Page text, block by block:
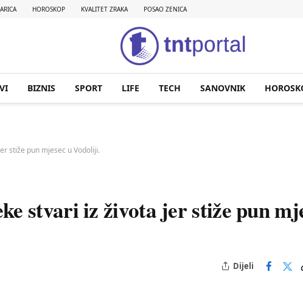
HOROSKOP KVALITET ZRAKA POSAO ZENICA
BIZNIS SPORT LIFE TECH SANOVNIK
stiže pun mjesec u Vodoliji.
stvari iz života jer stiže pun
Dijeli